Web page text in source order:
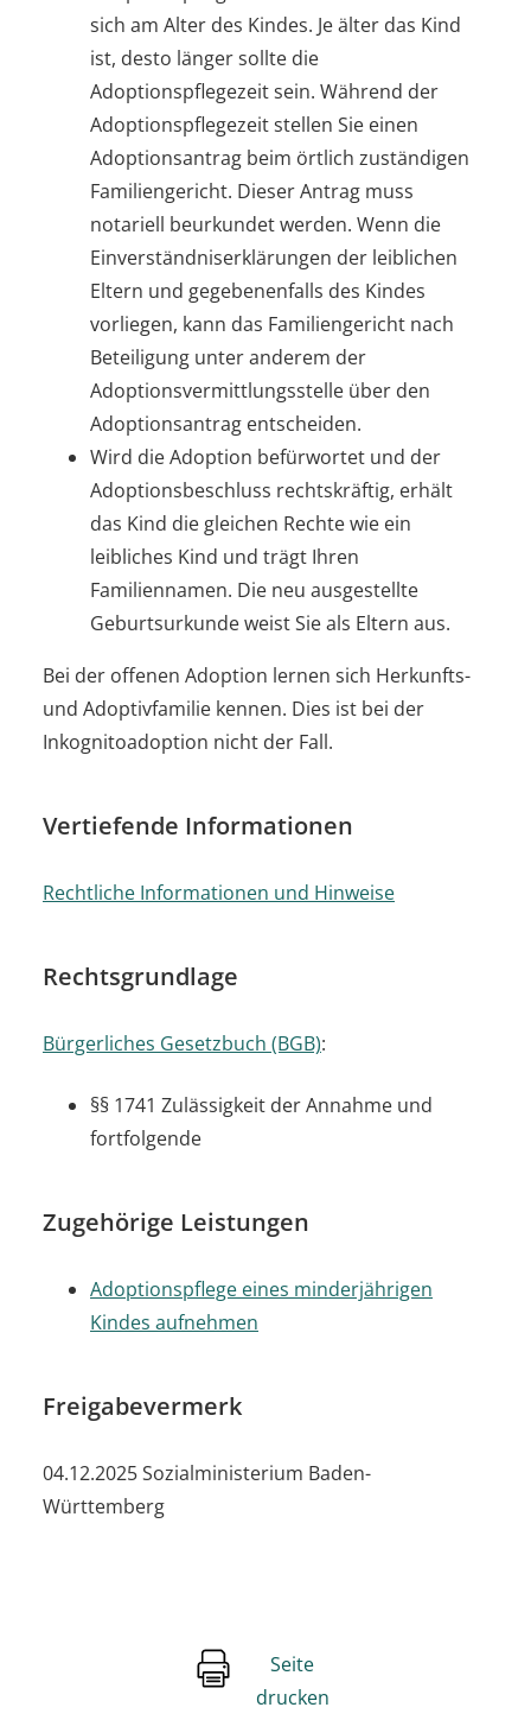
sich am Alter des Kindes. Je älter das Kind
ist, desto länger sollte die
Adoptionspflegezeit sein. Während der
Adoptionspflegezeit stellen Sie einen
Adoptionsantrag beim örtlich zuständigen
Familiengericht. Dieser Antrag muss
notariell beurkundet werden. Wenn die
Einverständniserklärungen der leiblichen
Eltern und gegebenenfalls des Kindes
vorliegen, kann das Familiengericht nach
Beteiligung unter anderem der
Adoptionsvermittlungsstelle über den
Adoptionsantrag entscheiden.
Wird die Adoption befürwortet und der
Adoptionsbeschluss rechtskräftig, erhält
das Kind die gleichen Rechte wie ein
leibliches Kind und trägt Ihren
Familiennamen. Die neu ausgestellte
Geburtsurkunde weist Sie als Eltern aus.
Bei der offenen Adoption lernen sich Herkunfts-
und Adoptivfamilie kennen. Dies ist bei der
Inkognitoadoption nicht der Fall.
Vertiefende Informationen
Rechtliche Informationen und Hinweise
Rechtsgrundlage
Bürgerliches Gesetzbuch (BGB):
§§ 1741 Zulässigkeit der Annahme und
fortfolgende
Zugehörige Leistungen
Adoptionspflege eines minderjährigen
Kindes aufnehmen
Freigabevermerk
04.12.2025 Sozialministerium Baden-
Württemberg
Seite
drucken